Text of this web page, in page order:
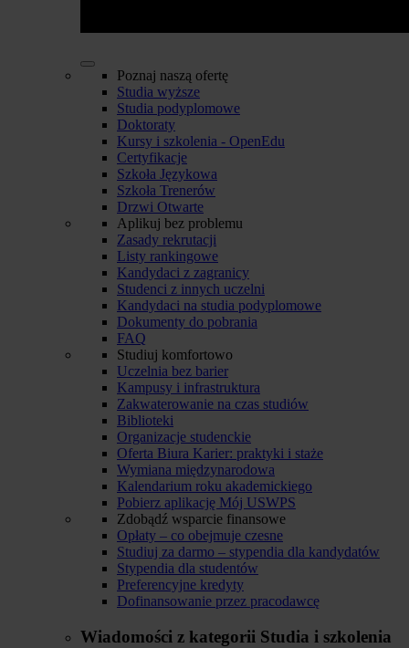
Poznaj naszą ofertę
Studia wyższe
Studia podyplomowe
Doktoraty
Kursy i szkolenia - OpenEdu
Certyfikacje
Szkoła Językowa
Szkoła Trenerów
Drzwi Otwarte
Aplikuj bez problemu
Zasady rekrutacji
Listy rankingowe
Kandydaci z zagranicy
Studenci z innych uczelni
Kandydaci na studia podyplomowe
Dokumenty do pobrania
FAQ
Studiuj komfortowo
Uczelnia bez barier
Kampusy i infrastruktura
Zakwaterowanie na czas studiów
Biblioteki
Organizacje studenckie
Oferta Biura Karier: praktyki i staże
Wymiana międzynarodowa
Kalendarium roku akademickiego
Pobierz aplikację Mój USWPS
Zdobądź wsparcie finansowe
Opłaty – co obejmuje czesne
Studiuj za darmo – stypendia dla kandydatów
Stypendia dla studentów
Preferencyjne kredyty
Dofinansowanie przez pracodawcę
Wiadomości z kategorii Studia i szkolenia